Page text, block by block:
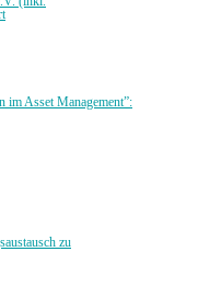
im Asset Management”:
zu